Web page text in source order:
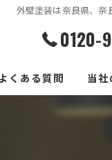
外壁塗装は奈良県、奈
0120-
くある質問 当社